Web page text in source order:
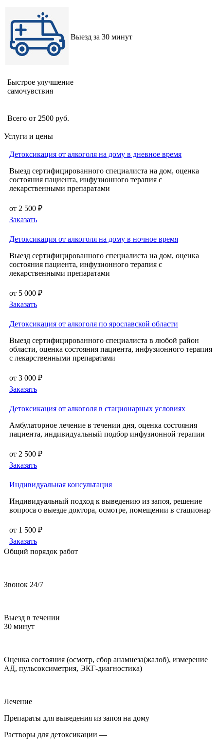
Выезд за 30 минут
Быстрое улучшение
самочувствия
Всего от 2500 руб.
Услуги и цены
Детоксикация от алкоголя на дому в дневное время
Выезд сертифицированного специалиста на дом, оценка
состояния пациента, инфузионного терапия с
лекарственными препаратами
от 2 500 ₽
Заказать
Детоксикация от алкоголя на дому в ночное время
Выезд сертифицированного специалиста на дом, оценка
состояния пациента, инфузионного терапия с
лекарственными препаратами
от 5 000 ₽
Заказать
Детоксикация от алкоголя по ярославской области
Выезд сертифицированного специалиста в любой район
области, оценка состояния пациента, инфузионного терапия
с лекарственными препаратами
от 3 000 ₽
Заказать
Детоксикация от алкоголя в стационарных условиях
Амбулаторное лечение в течении дня, оценка состояния
пациента, индивидуальный подбор инфузионной терапии
от 2 500 ₽
Заказать
Индивидуальная консультация
Индивидуальный подход к выведению из запоя, решение
вопроса о выезде доктора, осмотре, помещении в стационар
от 1 500 ₽
Заказать
Общий порядок работ
Звонок 24/7
Выезд в течении
30 минут
Оценка состояния (осмотр, сбор анамнеза(жалоб), измерение
АД, пульсоксиметрия, ЭКГ-диагностика)
Лечение
Препараты для выведения из запоя на дому
Растворы для детоксикации —